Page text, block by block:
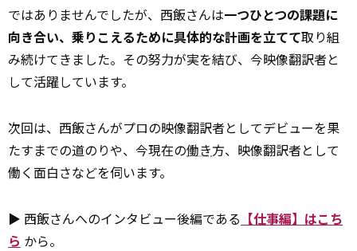
ではありませんでしたが、西飯さんは一つひとつの課題に
向き合い、乗りこえるために具体的な計画を立てて取り組
み続けてきました。その努力が実を結び、今映像翻訳者と
して活躍しています。
次回は、西飯さんがプロの映像翻訳者としてデビューを果
たすまでの道のりや、今現在の働き方、映像翻訳者として
働く面白さなどを伺います。
▶ 西飯さんへのインタビュー後編である 【仕事編】はこち
ら から。